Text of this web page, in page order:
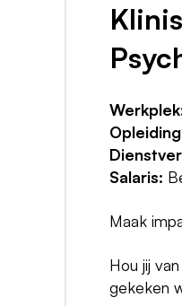
Salaris:
Maak
Hou jij
gekeken